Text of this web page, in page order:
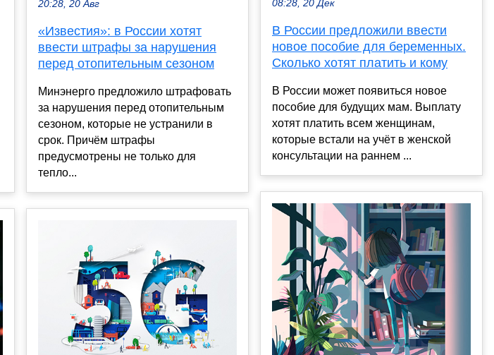
20:28, 20 Авг
«Известия»: в России хотят
ввести штрафы за нарушения
перед отопительным сезоном
Минэнерго предложило штрафовать
за нарушения перед отопительным
сезоном, которые не устранили в
срок. Причём штрафы
предусмотрены не только для
тепло...
08:28, 20 Дек
В России предложили ввести
новое пособие для беременных.
Сколько хотят платить и кому
В России может появиться новое
пособие для будущих мам. Выплату
хотят платить всем женщинам,
которые встали на учёт в женской
консультации на раннем ...